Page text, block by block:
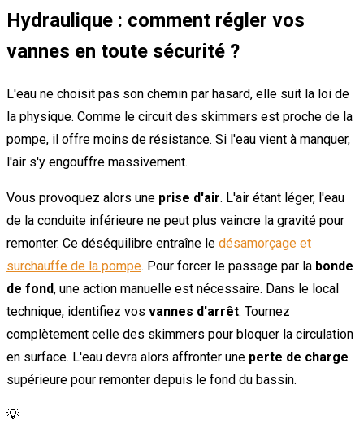
Hydraulique : comment régler vos
vannes en toute sécurité ?
L'eau ne choisit pas son chemin par hasard, elle suit la loi de
la physique. Comme le circuit des skimmers est proche de la
pompe, il offre moins de résistance. Si l'eau vient à manquer,
l'air s'y engouffre massivement.
Vous provoquez alors une prise d'air. L'air étant léger, l'eau
de la conduite inférieure ne peut plus vaincre la gravité pour
remonter. Ce déséquilibre entraîne le désamorçage et
surchauffe de la pompe. Pour forcer le passage par la bonde
de fond, une action manuelle est nécessaire. Dans le local
technique, identifiez vos vannes d'arrêt. Tournez
complètement celle des skimmers pour bloquer la circulation
en surface. L'eau devra alors affronter une perte de charge
supérieure pour remonter depuis le fond du bassin.
💡